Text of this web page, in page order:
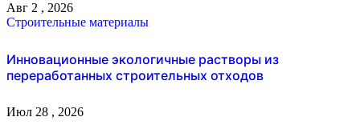
Авг 2 , 2026
Строительные материалы
Инновационные экологичные растворы из
переработанных строительных отходов
Июл 28 , 2026